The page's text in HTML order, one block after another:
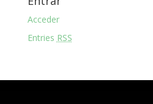
Acceder
Entries RSS